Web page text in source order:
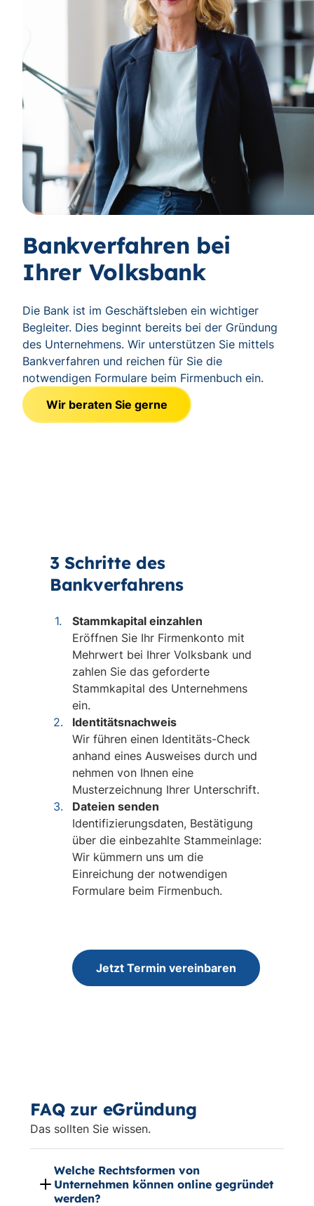
Bankverfahren bei
Ihrer Volksbank
Die Bank ist im Geschäftsleben ein wichtiger
Begleiter. Dies beginnt bereits bei der Gründung
des Unternehmens. Wir unterstützen Sie mittels
Bankverfahren und reichen für Sie die
notwendigen Formulare beim Firmenbuch ein.
Wir beraten Sie gerne
3 Schritte des
Bankverfahrens
Stammkapital einzahlen
Eröffnen Sie Ihr Firmenkonto mit
Mehrwert bei Ihrer Volksbank und
zahlen Sie das geforderte
Stammkapital des Unternehmens
ein.
Identitätsnachweis
Wir führen einen Identitäts-Check
anhand eines Ausweises durch und
nehmen von Ihnen eine
Musterzeichnung Ihrer Unterschrift.
Dateien senden
Identifizierungsdaten, Bestätigung
über die einbezahlte Stammeinlage:
Wir kümmern uns um die
Einreichung der notwendigen
Formulare beim Firmenbuch.
Jetzt Termin vereinbaren
FAQ zur eGründung
Das sollten Sie wissen.
Welche Rechtsformen von
Unternehmen können online gegründet
werden?